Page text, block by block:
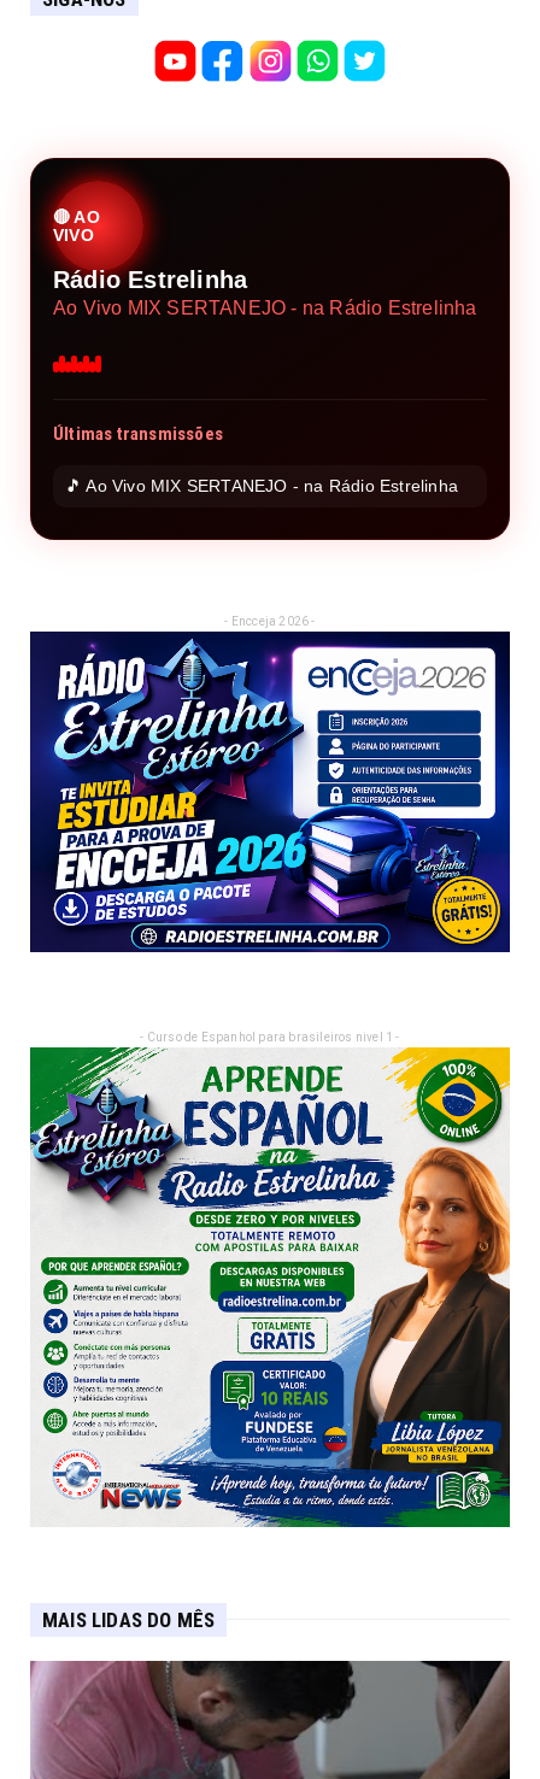
🔴 AO
VIVO
Rádio Estrelinha
Ao Vivo MIX SERTANEJO - na Rádio Estrelinha
Últimas transmissões
🎵 Ao Vivo MIX SERTANEJO - na Rádio Estrelinha
- Encceja 2026 -
- Curso de Espanhol para brasileiros nivel 1 -
MAIS LIDAS DO MÊS